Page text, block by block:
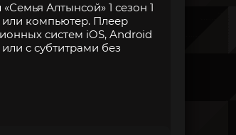
Алтынсой» 1 сезон 1
компьютер. Плеер
систем iOS, Android
с субтитрами без